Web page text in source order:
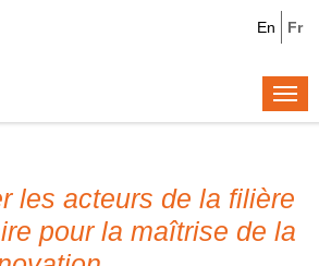
Fr
En
les acteurs de la filière
pour la maîtrise de la